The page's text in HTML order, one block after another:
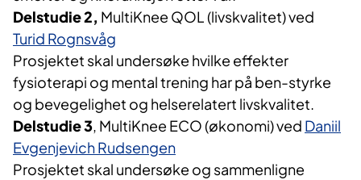
Delstudie 2, MultiKnee QOL (livskvalitet) ved
Turid Rognsvåg
Prosjektet skal undersøke hvilke effekter
fysioterapi og mental trening har på ben-styrke
og bevegelighet og helserelatert livskvalitet.
Delstudie 3, MultiKnee ECO (økonomi) ved Daniil
Evgenjevich Rudsengen
Prosjektet skal undersøke og sammenligne